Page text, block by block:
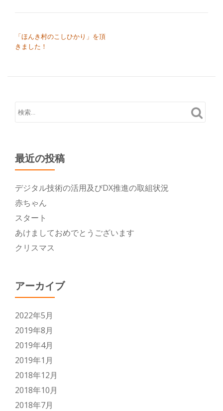
え
「ほんき村のこしひかり」を頂
きました！
最近の投稿
デジタル技術の活用及びDX推進の取組状況
赤ちゃん
スタート
あけましておめでとうございます
クリスマス
アーカイブ
2022年5月
2019年8月
2019年4月
2019年1月
2018年12月
2018年10月
2018年7月